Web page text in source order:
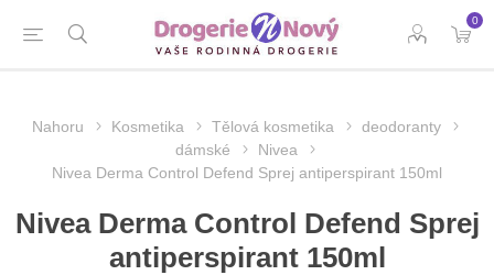
0
Nahoru Kosmetika Tělová kosmetika
deodoranty
dámské
Nivea
Nivea Derma Control Defend Sprej antiperspirant 150ml
Nivea Derma Control Defend Sprej
antiperspirant 150ml